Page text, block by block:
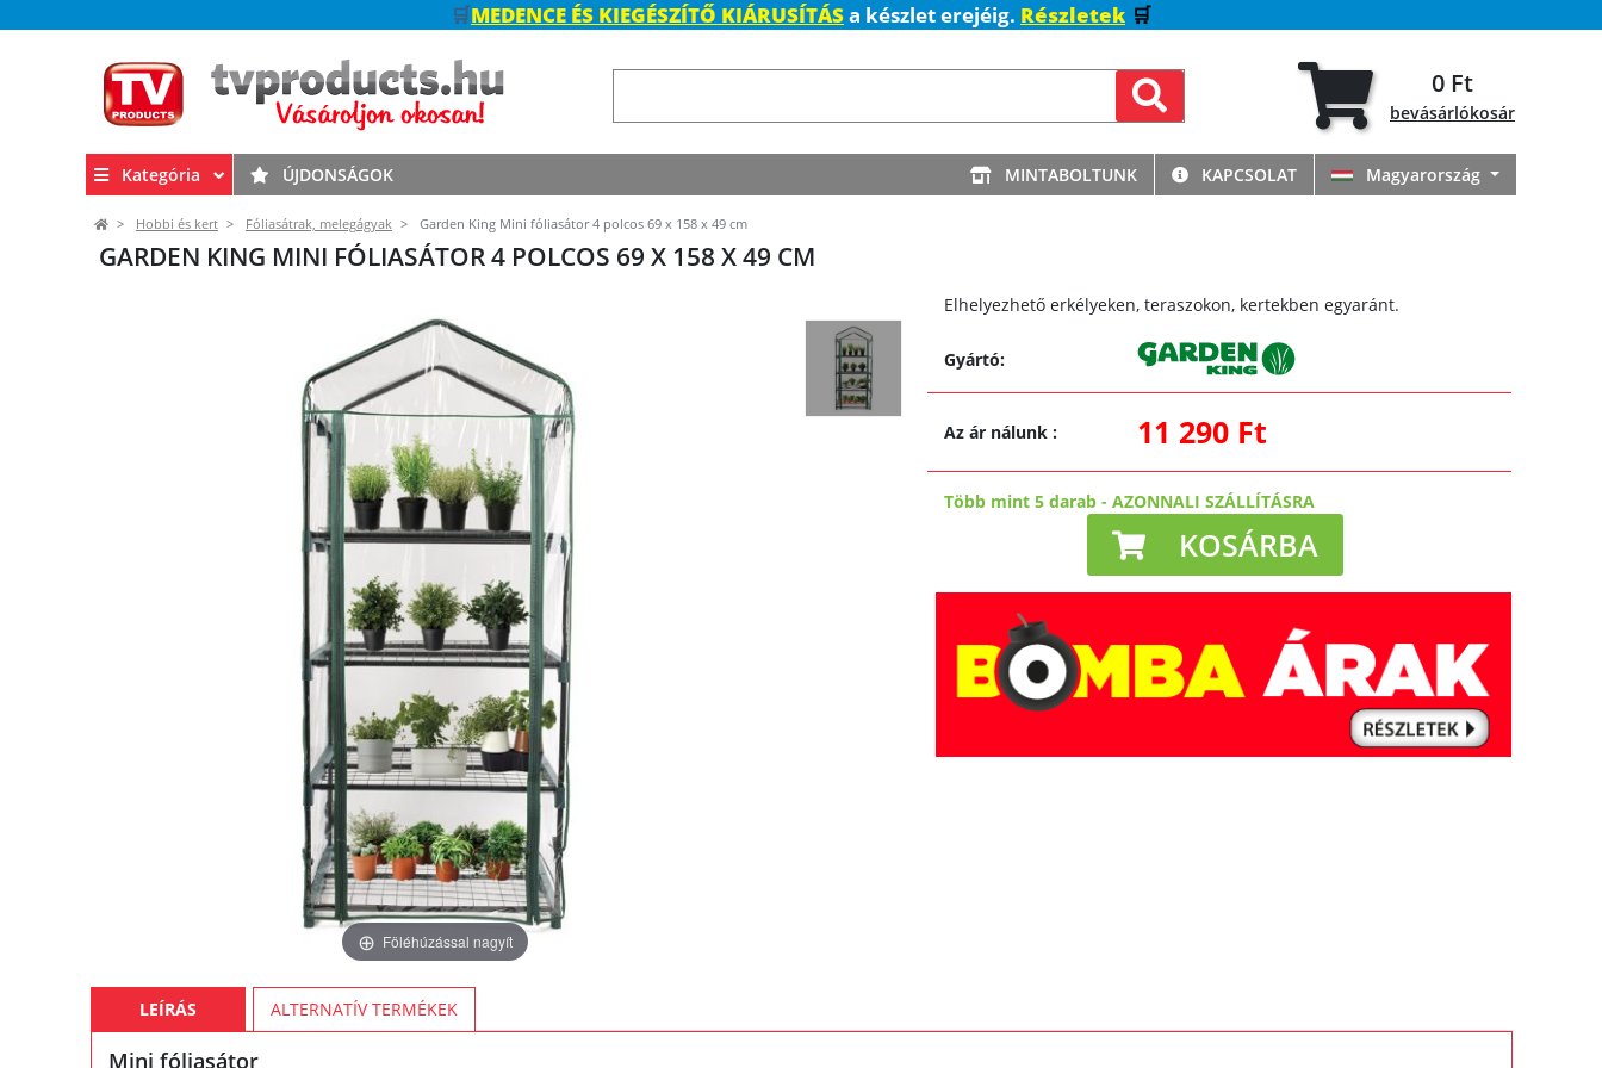
🛒MEDENCE ÉS KIEGÉSZÍTŐ KIÁRUSÍTÁSa készlet erejéig. Részletek 🛒
0 Ft
bevásárlókosár
Kategória ÚJDONSÁGOK MINTABOLTUNK KAPCSOLAT Magyarország
Hobbi és kert Fóliasátrak, melegágyak Garden King Mini fóliasátor 4 polcos 69 x 158 x 49 cm
GARDEN KING MINI FÓLIASÁTOR 4 POLCOS 69 X 158 X 49 CM
Föléhúzással nagyít
Elhelyezhető erkélyeken, teraszokon, kertekben egyaránt.
Gyártó:
Az ár nálunk: 11 290 Ft
Több mint 5 darab -AZONNALI SZÁLLÍTÁSRA
KOSÁRBA
LEÍRÁS ALTERNATÍV TERMÉKEK
Mini fóliasátor